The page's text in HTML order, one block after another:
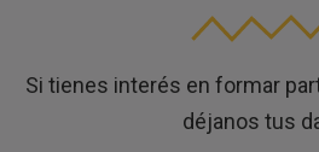
Si tienes interés en formar
déjanos tus